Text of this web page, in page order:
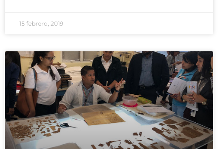
15 febrero, 2019